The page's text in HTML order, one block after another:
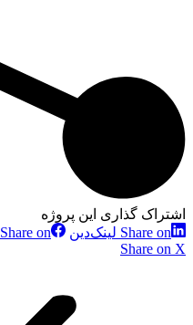
اشتراک گذاری این پروژه
Share on لینک‌دین
Share on فیسبوک
Share on X